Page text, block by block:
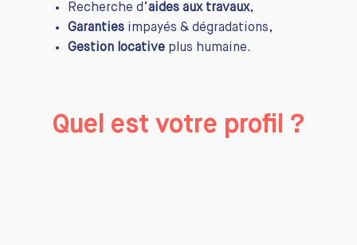
Recherche d’aides aux travaux,
Garantiesimpayés & dégradations,
Gestion locative plus humaine.
Quel est votre profil ?